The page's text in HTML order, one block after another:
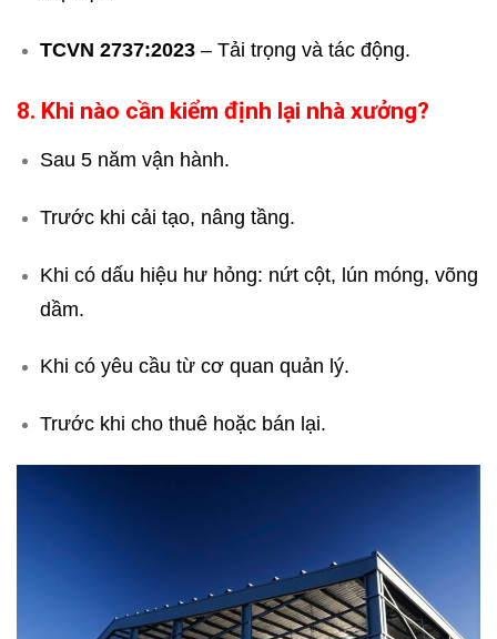
TCVN 2737:2023– Tải trọng và tác động.
8. Khi nào cần kiểm định lại nhà xưởng?
Sau 5 năm vận hành.
Trước khi cải tạo, nâng tầng.
Khi có dấu hiệu hư hỏng: nứt cột, lún móng, võng
dầm.
Khi có yêu cầu từ cơ quan quản lý.
Trước khi cho thuê hoặc bán lại.